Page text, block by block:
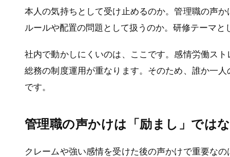
本人の気持ちとして受け止めるのか。管理職の声
ルールや配置の問題として扱うのか。研修テーマ
社内で動かしにくいのは、ここです。感情労働ス
総務の制度運用が重なります。そのため、誰か一
です。
管理職の声かけは「励まし」では
クレームや強い感情を受けた後の声かけで重要な